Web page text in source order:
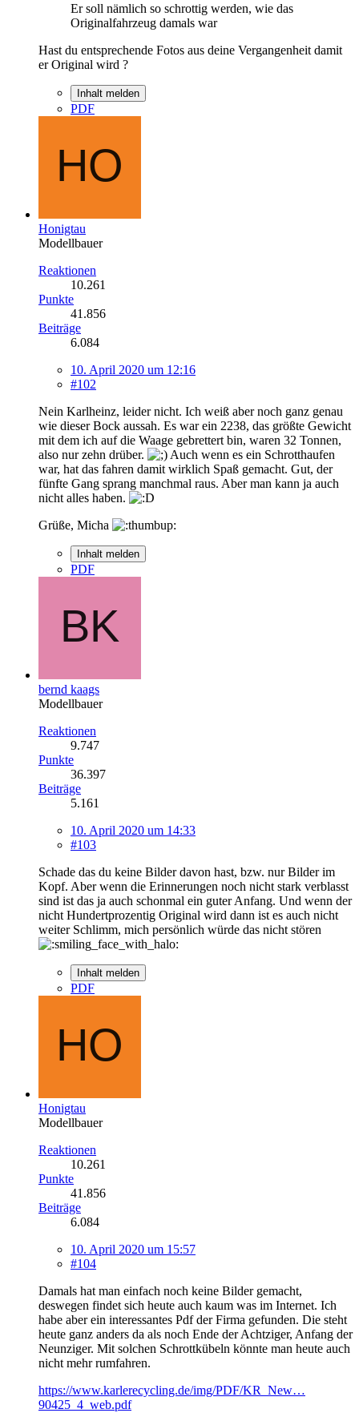
Er soll nämlich so schrottig werden, wie das
Originalfahrzeug damals war
Hast du entsprechende Fotos aus deine Vergangenheit damit
er Original wird ?
Inhalt melden
PDF
Honigtau
Modellbauer
Reaktionen
10.261
Punkte
41.856
Beiträge
6.084
10. April 2020 um 12:16
#102
Nein Karlheinz, leider nicht. Ich weiß aber noch ganz genau
wie dieser Bock aussah. Es war ein 2238, das größte Gewicht
mit dem ich auf die Waage gebrettert bin, waren 32 Tonnen,
also nur zehn drüber.
Auch wenn es ein Schrotthaufen
war, hat das fahren damit wirklich Spaß gemacht. Gut, der
fünfte Gang sprang manchmal raus. Aber man kann ja auch
nicht alles haben.
Grüße, Micha
Inhalt melden
PDF
bernd kaags
Modellbauer
Reaktionen
9.747
Punkte
36.397
Beiträge
5.161
10. April 2020 um 14:33
#103
Schade das du keine Bilder davon hast, bzw. nur Bilder im
Kopf. Aber wenn die Erinnerungen noch nicht stark verblasst
sind ist das ja auch schonmal ein guter Anfang. Und wenn der
nicht Hundertprozentig Original wird dann ist es auch nicht
weiter Schlimm, mich persönlich würde das nicht stören
Inhalt melden
PDF
Honigtau
Modellbauer
Reaktionen
10.261
Punkte
41.856
Beiträge
6.084
10. April 2020 um 15:57
#104
Damals hat man einfach noch keine Bilder gemacht,
deswegen findet sich heute auch kaum was im Internet. Ich
habe aber ein interessantes Pdf der Firma gefunden. Die steht
heute ganz anders da als noch Ende der Achtziger, Anfang der
Neunziger. Mit solchen Schrottkübeln könnte man heute auch
nicht mehr rumfahren.
https://www.karlerecycling.de/img/PDF/KR_New…
90425_4_web.pdf